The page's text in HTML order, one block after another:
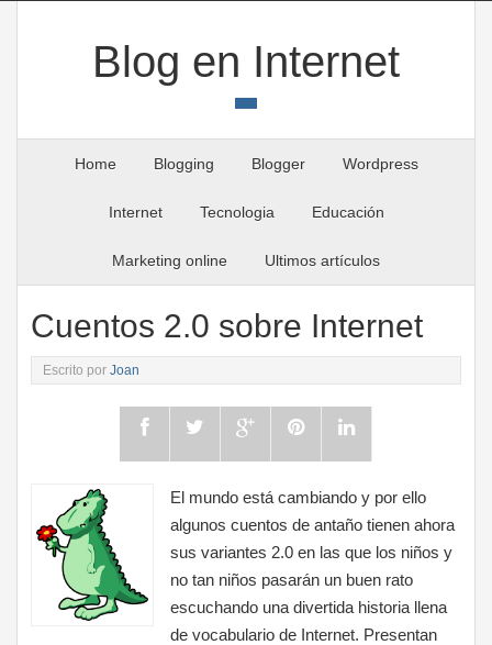
Blog en Internet
Home Blogging Blogger Wordpress
Internet Tecnologia Educación
Marketing online Ultimos artículos
Cuentos 2.0 sobre Internet
Escrito porJoan
El mundo está cambiando y por ello
algunos cuentos de antaño tienen ahora
sus variantes 2.0 en las que los niños y
no tan niños pasarán un buen rato
escuchando una divertida historia llena
de vocabulario de Internet. Presentan